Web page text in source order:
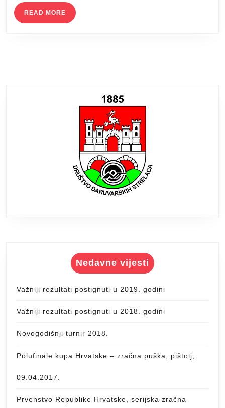
READ MORE READ
MORE
Nedavne vijesti
Važniji rezultati postignuti u 2019. godini
Važniji rezultati postignuti u 2018. godini
Novogodišnji turnir 2018.
Polufinale kupa Hrvatske – zračna puška, pištolj,
09.04.2017.
Prvenstvo Republike Hrvatske, serijska zračna